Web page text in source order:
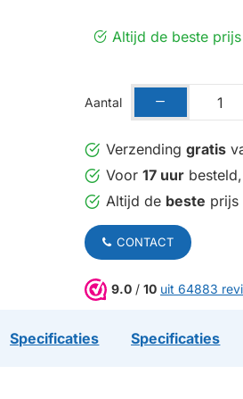
Altijd de beste prijs
Aantal
Verzending gratis
Voor 17 uur besteld,
Altijd de beste prijs
CONTACT
9.0 / 10 uit 64883
Specificaties Specificaties